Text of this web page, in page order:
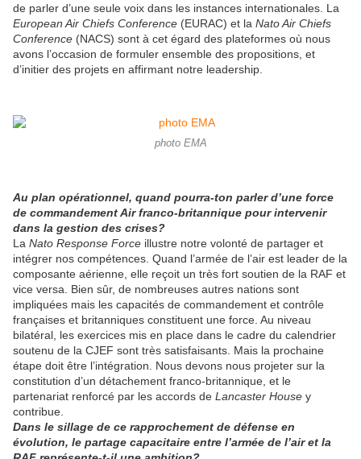
de parler d’une seule voix dans les instances internationales. La
European Air Chiefs Conference (EURAC) et la Nato Air Chiefs
Conference (NACS) sont à cet égard des plateformes où nous
avons l’occasion de formuler ensemble des propositions, et
d’initier des projets en affirmant notre leadership.
photo EMA
Au plan opérationnel, quand pourra-ton parler d’une force
de commandement Air franco-britannique pour intervenir
dans la gestion des crises?
La Nato Response Force illustre notre volonté de partager et
intégrer nos compétences. Quand l’armée de l’air est leader de la
composante aérienne, elle reçoit un très fort soutien de la RAF et
vice versa. Bien sûr, de nombreuses autres nations sont
impliquées mais les capacités de commandement et contrôle
françaises et britanniques constituent une force. Au niveau
bilatéral, les exercices mis en place dans le cadre du calendrier
soutenu de la CJEF sont très satisfaisants. Mais la prochaine
étape doit être l’intégration. Nous devons nous projeter sur la
constitution d’un détachement franco-britannique, et le
partenariat renforcé par les accords de Lancaster House y
contribue.
Dans le sillage de ce rapprochement de défense en
évolution, le partage capacitaire entre l’armée de l’air et la